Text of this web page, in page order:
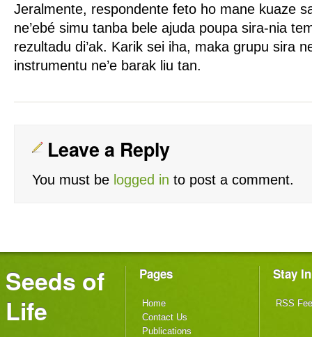
Jeralmente, respondente feto ho mane kuaze
ne’ebé simu tanba bele ajuda poupa sira-nia
rezultadu di’ak. Karik sei iha, maka grupu sira
instrumentu ne’e barak liu tan.
Leave a Reply
You must be logged in to post a comment.
Seeds of
Life
Pages
Home
Contact Us
Publications
Stay
RSS